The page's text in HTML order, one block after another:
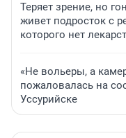
Теряет зрение, но
живет подросток с
которого нет
«Не вольеры, а
пожаловалась на
Уссурийске